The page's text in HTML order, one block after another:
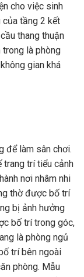
cho việc sinh
của tầng 2 kết
thang thuận
trong là phòng
gian khá
để làm sân chơi.
trí tiểu cảnh
nơi nhâm nhi
thờ được bố trí
bị ảnh hưởng
bố trí trong góc,
là phòng ngủ
trí bên ngoài
phòng. Mẫu